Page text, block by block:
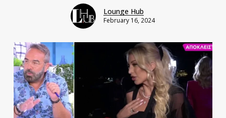
Lounge Hub
February 16, 2024